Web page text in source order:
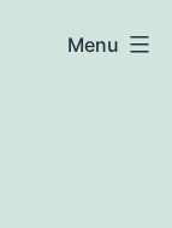
Menu